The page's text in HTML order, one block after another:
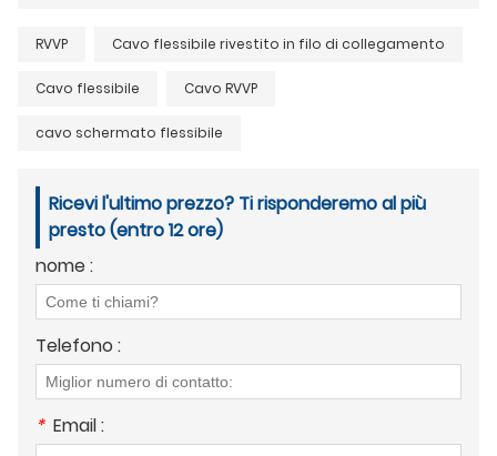
RVVP Cavo flessibile rivestito in filo di collegamento
Cavo flessibile Cavo RVVP
cavo schermato flessibile
Ricevi l'ultimo prezzo? Ti risponderemo al più
presto (entro 12 ore)
nome :
Telefono :
* Email :